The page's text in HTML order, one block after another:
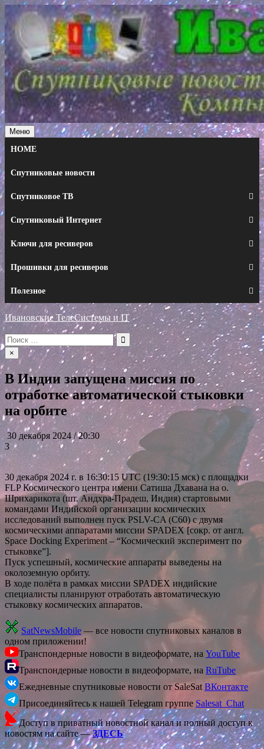
Перейти
к
содержимому
Меню
HOME
Спутниковые новости
Спутниковое ТВ
Спутниковый Интернет
Ключи для ресиверов
Прошивки для ресиверов
Полезное
Ивановские ТелеСистемы и IT
Искать:
×
В Индии запущена миссия по
отработке автоматической стыковки
на орбите
30 декабря 2024 / 20:30
3
30 декабря 2024 г. в 16:30:15 UTC (19:30:15 мск) с площадки
FLP Космического центра имени Сатиша Дхавана на о.
Шрихарикота (шт. Андхра-Прадеш, Индия) стартовыми
командами Индийской организации космических
исследований выполнен пуск PSLV-CA (C60) с двумя
космическими аппаратами миссии SPADEX [сокр. от англ.
Space Docking Experiment – “Космический эксперимент по
стыковке”].
Пуск успешный, космические аппараты выведены на
околоземную орбиту.
В ходе полёта в рамках миссии SPADEX индийские
специалисты планируют отработать автоматическую
стыковку космических аппаратов.
SatNewsMobile — все новости спутниковых каналов в
одном приложении!
Транспондерные новости в видеоформате, на YouTube
Транспондерные новости в видеоформате, на RuTube
Ежедневные спутниковые новости от SaleSat ВКонтакте
Присоединяйтесь к нашей Telegram группе Salesat_Chat
Доступ в приватный новостной канал и полный доступ к
новостям на сайте —ЗДЕСЬ